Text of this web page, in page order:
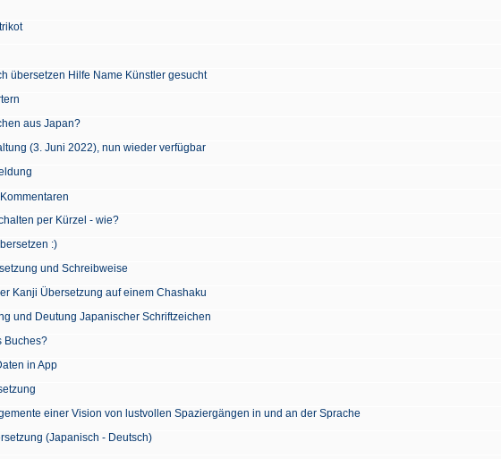
übersetzen Hilfe Name Künstler gesucht
aus Japan?
(3. Juni 2022), nun wieder verfügbar
per Kürzel - wie?
:)
und Schreibweise
Kanji Übersetzung auf einem Chashaku
und Deutung Japanischer Schriftzeichen
Buches?
in App
einer Vision von lustvollen Spaziergängen in und an der Sprache
(Japanisch - Deutsch)